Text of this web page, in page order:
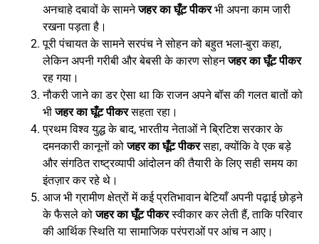
अनचाहे दबावों के सामनेजहर का घूँट पीकरभी अपना काम जारी
रखना पड़ता है।
पूरी पंचायत के सामने सरपंच ने सोहन को बहुत भला-बुरा कहा,
लेकिन अपनी गरीबी और बेबसी के कारण सोहनजहर का घूँट पीकर
रह गया।
नौकरी जाने का डर ऐसा था कि राजन अपने बॉस की गलत बातों को
भीजहर का घूँट पीकरसहता रहा।
प्रथम विश्व युद्ध के बाद, भारतीय नेताओं ने ब्रिटिश सरकार के
दमनकारी कानूनों कोजहर का घूँट पीकरसहा, क्योंकि वे एक बड़े
और संगठित राष्ट्रव्यापी आंदोलन की तैयारी के लिए सही समय का
इंतज़ार कर रहे थे।
आज भी ग्रामीण क्षेत्रों में कई प्रतिभावान बेटियाँ अपनी पढ़ाई छोड़ने
के फैसले कोजहर का घूँट पीकरस्वीकार कर लेती हैं, ताकि परिवार
की आर्थिक स्थिति या सामाजिक परंपराओं पर आंच न आए।